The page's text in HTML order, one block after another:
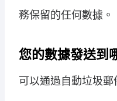
務保留的任何數據。
您的數據發送到
可以通過自動垃圾郵